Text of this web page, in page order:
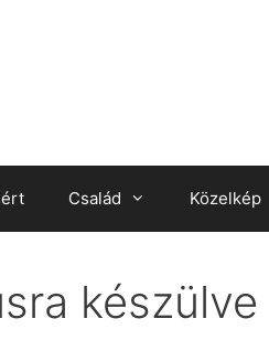
Család Közelkép
készülve